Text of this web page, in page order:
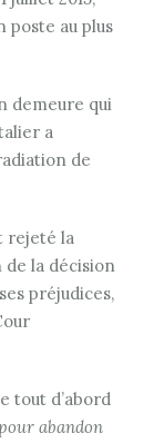
poste au plus
demeure qui
a
de
rejeté la
de la décision
préjudices,
tout d’abord
abandon